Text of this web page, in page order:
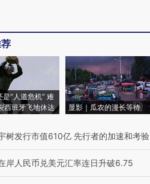
是“人道危机” 难
西班牙飞地休达
显影｜瓜农的漫长等待
树发行市值610亿 先行者的加速和考验
岸人民币兑美元汇率连日升破6.75